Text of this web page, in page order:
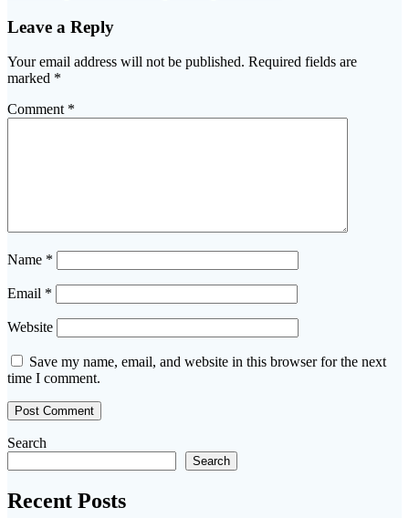
Leave a Reply
Your email address will not be published. Required fields are
marked *
Comment *
Name *
Email *
Website
Save my name, email, and website in this browser for the next
time I comment.
Search
Search
Recent Posts